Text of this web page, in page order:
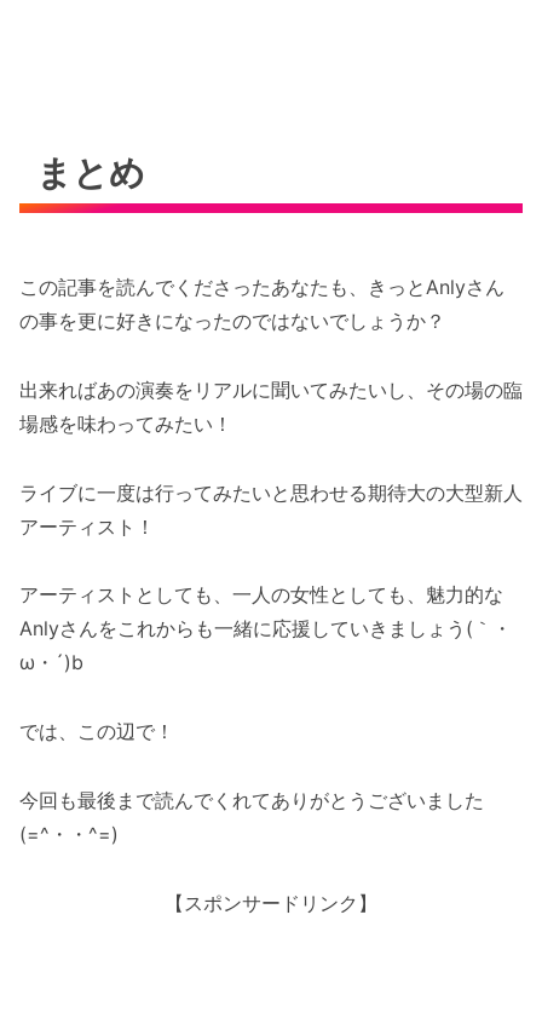
まとめ
この記事を読んでくださったあなたも、きっとAnlyさん
の事を更に好きになったのではないでしょうか？
出来ればあの演奏をリアルに聞いてみたいし、その場の臨
場感を味わってみたい！
ライブに一度は行ってみたいと思わせる期待大の大型新人
アーティスト！
アーティストとしても、一人の女性としても、魅力的な
Anlyさんをこれからも一緒に応援していきましょう(｀・
ω・´)b
では、この辺で！
今回も最後まで読んでくれてありがとうございました
(=^・・^=)
【スポンサードリンク】